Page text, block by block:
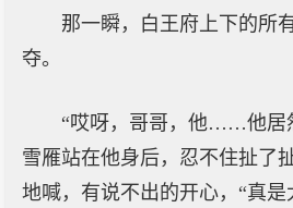
那一瞬，白王府上下的所
夺。
“哎呀，哥哥，他……他居
雪雁站在他身后，忍不住扯了
地喊，有说不出的开心，“真是